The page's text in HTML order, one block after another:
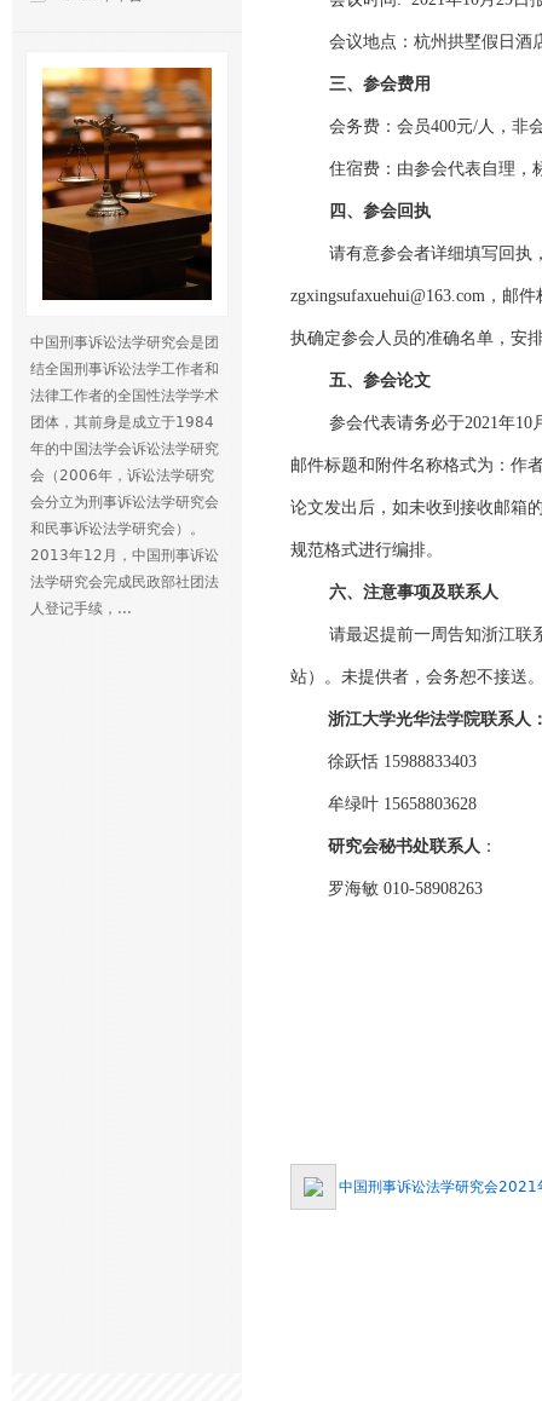
中国刑事诉讼法学研究会是团
结全国刑事诉讼法学工作者和
法律工作者的全国性法学学术
团体，其前身是成立于1984
年的中国法学会诉讼法学研究
会（2006年，诉讼法学研究
会分立为刑事诉讼法学研究会
和民事诉讼法学研究会）。
2013年12月，中国刑事诉讼
法学研究会完成民政部社团法
人登记手续，...
会议地点：杭州拱墅假日酒
三、参会费用
会务费：会员400元/人，非
住宿费：由参会代表自理，
四、参会回执
请有意参会者详细填写回执
zgxingsufaxuehui@163.com，邮
执确定参会人员的准确名单，安
五、参会论文
参会代表请务必于2021年10
邮件标题和附件名称格式为：作
论文发出后，如未收到接收邮箱
规范格式进行编排。
六、注意事项及联系人
请最迟提前一周告知浙江联
站）。未提供者，会务恕不接送
浙江大学光华法学院联系人
徐跃恬 15988833403
牟绿叶 15658803628
研究会秘书处联系人 ：
罗海敏 010-58908263
中国刑事诉讼法学研究会